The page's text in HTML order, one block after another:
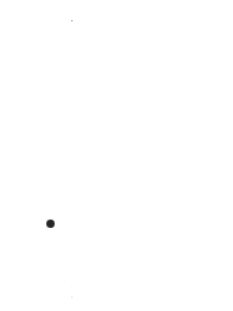
торопилась,